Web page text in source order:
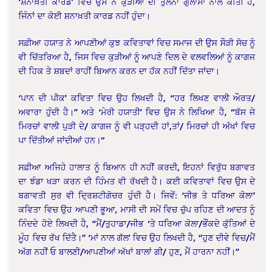
ਜਿੰਨਾਂ ਦਾ ਕੋਈ ਸ਼ਨਾਖ਼ਤੀ ਕਾਰਡ ਨਹੀਂ ਹੁੰਦਾ।
ਸਫ਼ੀਆ ਹਯਾਤ ਨੇ ਆਪਣੀਆਂ ਕੁਝ ਕਵਿਤਾਵਾਂ ਵਿਚ ਸਮਾਜ ਦੀ ਉਸ ਸੌੜੀ ਸੋਚ ਨੂੰ
ਵੀ ਚਿੱਤਰਿਆ ਹੈ, ਜਿਸ ਵਿਚ ਕੁੜੀਆਂ ਨੂੰ ਆਪਣੇ ਦਿਲ ਦੇ ਵਲਵਲਿਆਂ ਨੂੰ ਕਾਗਜ
ਦੀ ਹਿਕ ਤੇ ਸ਼ਬਦਾਂ ਰਾਹੀਂ ਬਿਆਨ ਕਰਨ ਦਾ ਹੱਕ ਨਹੀਂ ਦਿੱਤਾ ਜਾਂਦਾ।
‘ਪਾਨ ਦੀ ਪੀਕ’ ਕਵਿਤਾ ਵਿਚ ਉਹ ਲਿਖਦੀ ਹੈ, “ਹਰ ਲਿਖਣ ਵਾਲੀ ਔਰਤ/
ਅਵਾਰਾ ਹੁੰਦੀ ਹੈ।” ਅਤੇ ‘ਮੇਰੀ ਹਯਾਤੀ’ ਵਿਚ ਉਸ ਨੇ ਲਿਖਿਆ ਹੈ, “ਬੱਸ ਜੇ
ਮਿਰਚਾਂ ਵਾਲੀ ਪੁੜੀ ਦੇ/ ਕਾਗਜ ਨੂੰ ਵੀ ਪੜ੍ਹਦੀ ਹਾਂ,ਤਾਂ/ ਮਿਰਚਾਂ ਹੀ ਅੱਖਾਂ ਵਿਚ
ਪਾ ਦਿੱਤੀਆਂ ਜਾਂਦੀਆਂ ਹਨ।”
ਸਫ਼ੀਆ ਅਜਿਹੇ ਹਾਲਾਤ ਨੂੰ ਬਿਆਨ ਹੀ ਨਹੀਂ ਕਰਦੀ, ਇਹਨਾਂ ਵਿਰੁੱਧ ਬਗਾਵਤ
ਦਾ ਝੰਡਾ ਖੜਾ ਕਰਨ ਦੀ ਹਿੰਮਤ ਵੀ ਰੱਖਦੀ ਹੈ। ਕਈ ਕਵਿਤਾਵਾਂ ਵਿਚ ਉਸ ਦੇ
ਬਗਾਵਤੀ ਸੁਰ ਵੀ ਦ੍ਰਿਸ਼ਟੀਗੋਚਰ ਹੁੰਦੀ ਹੈ। ਜਿਵੇਂ: ‘ਜੀਭ ਤੇ ਧਰਿਆ ਕੋਲਾ’
ਕਵਿਤਾ ਵਿਚ ਉਹ ਆਪਣੀ ਭੂਆ, ਮਾਸੀ ਦੀ ਸਮੇਂ ਵਿਚ ਚੁੱਪ ਰਹਿਣ ਦੀ ਆਦਤ ਨੂੰ
ਨਿੰਦਦੇ ਹੋਏ ਲਿਖਦੀ ਹੈ, “ਮੈਂ/ਤੁਹਾਡਾ/ਜੀਭ ‘ਤੇ ਧਰਿਆ ਕੋਲਾ/ਭੌਂਕਦੇ ਕੁੱਤਿਆਂ ਦੇ
ਮੂੰਹ ਵਿਚ ਰੱਖ ਦਿੱਤੈ।” ‘ਮਾਂ ਨਾਲ ਗੱਲ’ ਵਿਚ ਉਹ ਲਿਖਦੀ ਹੈ, “ਹੁਣ ਦੀਵੇ ਵਿਚ/ਮੈਂ
ਅੱਗ ਨਹੀਂ ਓ ਬਾਲਣੀ/ਆਪਣੀਆਂ ਅੱਖਾਂ ਬਾਲਾਂ ਗੀ/ ਹੁਣ, ਮੈਂ ਹਾਰਨਾ ਨਹੀਂ।”